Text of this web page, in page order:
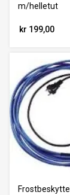
m/helletut
kr 199,00